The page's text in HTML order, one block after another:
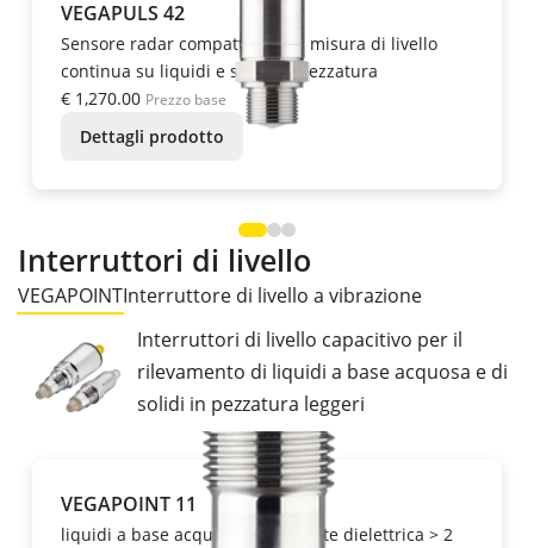
VEGAPULS 42
Sensore radar compatto per la misura di livello
continua su liquidi e solidi in pezzatura
€ 1,270.00 Prezzo base
Dettagli prodotto
Interruttori di livello
VEGAPOINTInterruttore di livello a vibrazione
Interruttori di livello capacitivo per il
rilevamento di liquidi a base acquosa e di
solidi in pezzatura leggeri
VEGAPOINT 11
liquidi a base acquosa da costante dielettrica > 2